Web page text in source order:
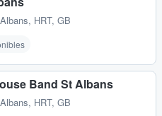
HRT, GB
Band St Albans
HRT, GB